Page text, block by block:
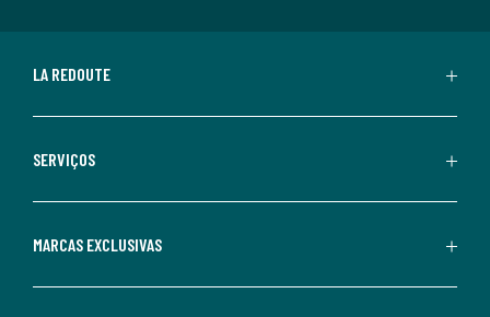
LA REDOUTE
SERVIÇOS
MARCAS EXCLUSIVAS